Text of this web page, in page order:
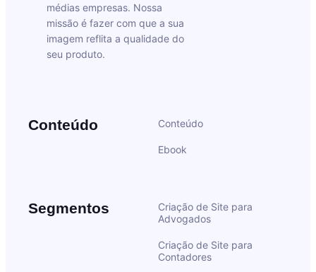
médias empresas. Nossa
missão é fazer com que a sua
imagem reflita a qualidade do
seu produto.
Conteúdo Conteúdo
Ebook
Segmentos
Criação de Site para
Advogados
Criação de Site para
Contadores